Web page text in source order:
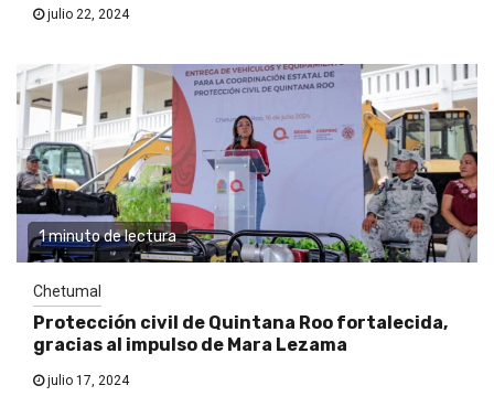
julio 22, 2024
1 minuto de lectura
Chetumal
Protección civil de Quintana Roo fortalecida,
gracias al impulso de Mara Lezama
julio 17, 2024